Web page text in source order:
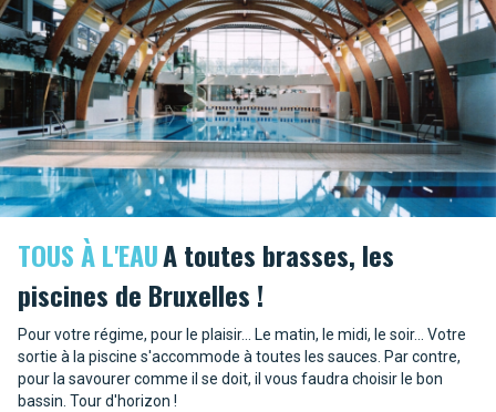
TOUS À L'EAUA toutes brasses, les
piscines de Bruxelles !
Pour votre régime, pour le plaisir... Le matin, le midi, le soir... Votre
sortie à la piscine s'accommode à toutes les sauces. Par contre,
pour la savourer comme il se doit, il vous faudra choisir le bon
bassin. Tour d'horizon !